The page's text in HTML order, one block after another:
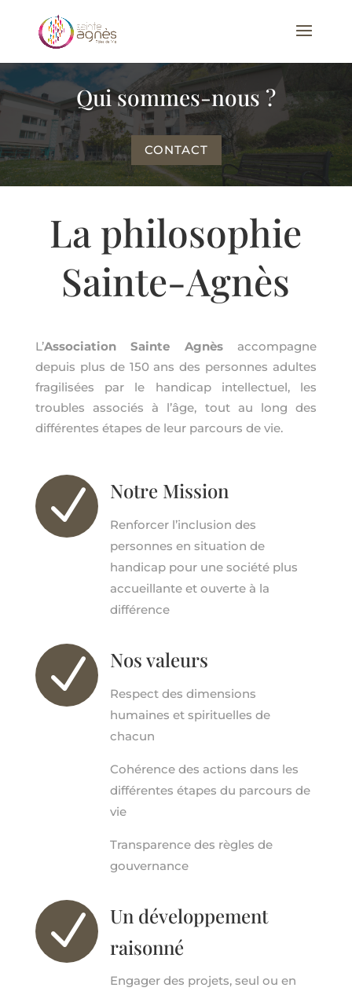
Qui sommes-nous ?
CONTACT
La philosophie
Sainte-Agnès
L’Association Sainte Agnès accompagne
depuis plus de 150 ans des personnes adultes
fragilisées par le handicap intellectuel, les
troubles associés à l’âge, tout au long des
différentes étapes de leur parcours de vie.
N Notre Mission
Renforcer l’inclusion des
personnes en situation de
handicap pour une société plus
accueillante et ouverte à la
différence
N Nos valeurs
Respect des dimensions
humaines et spirituelles de
chacun
Cohérence des actions dans les
différentes étapes du parcours de
vie
Transparence des règles de
gouvernance
N
Un développement
raisonné
Engager des projets, seul ou en